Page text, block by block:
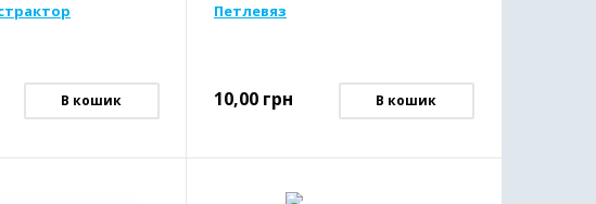
В кошик
Петлевяз
10,00 грн В кошик